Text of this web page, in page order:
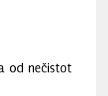
od nečistot